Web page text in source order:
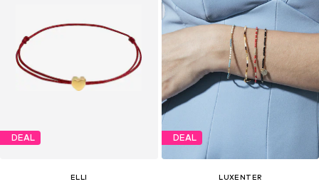
DEAL
ELLI
DEAL
LUXENTER